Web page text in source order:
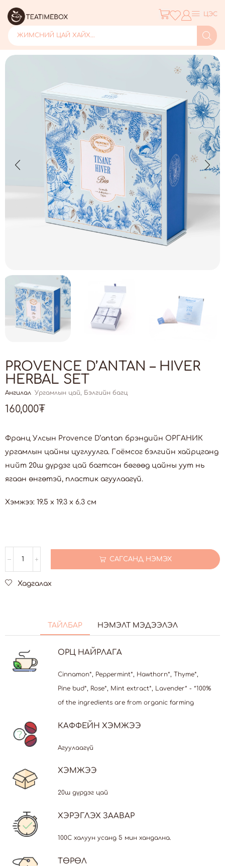
ЖИМСНИЙ ЦАЙ ХАЙХ...
ЦЭС
PROVENCE D’ANTAN – HIVER
HERBAL SET
Ангилал Ургамлын цай, Бэлгийн багц
160,000₮
Франц Улсын Provence D’antan брэндийн ОРГАНИК
ургамлын цайны цуглуулга. Гоёмсог бэлгийн хайрцганд
нийт 20ш дүрдэг цай багтсан бөгөөд цайны уут нь
ягаан өнгөтэй, пластик агуулаагүй.
Хэмжээ: 19.5 x 19.3 x 6.3 см
САГСАНД НЭМЭХ
Хадгалах
ТАЙЛБАР НЭМЭЛТ МЭДЭЭЛЭЛ
ОРЦ НАЙРЛАГА
Cinnamon*, Peppermint*, Hawthorn*, Thyme*,
Pine bud*, Rose*, Mint extract*, Lavender* - *100%
of the ingredients are from organic farming
КАФФЕЙН ХЭМЖЭЭ
Агуулаагүй
ХЭМЖЭЭ
20ш дүрдэг цай
ХЭРЭГЛЭХ ЗААВАР
100С халуун усанд 5 мин хандална.
ТӨРӨЛ